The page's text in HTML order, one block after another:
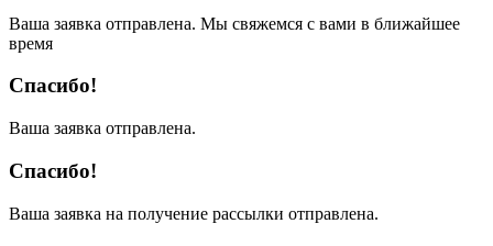
Ваша заявка отправлена. Мы свяжемся с вами в ближайшее
время
Спасибо!
Ваша заявка отправлена.
Спасибо!
Ваша заявка на получение рассылки отправлена.